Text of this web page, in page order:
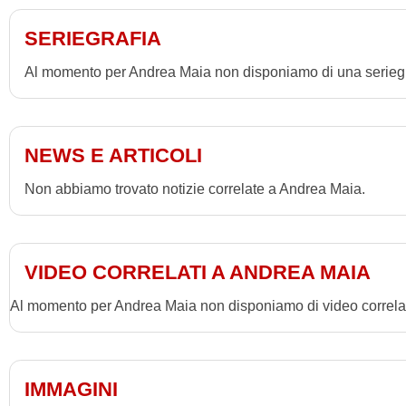
SERIEGRAFIA
Al momento per Andrea Maia non disponiamo di una
NEWS E ARTICOLI
Non abbiamo trovato notizie correlate a Andrea Maia.
VIDEO CORRELATI A ANDREA MAIA
Al momento per Andrea Maia non disponiamo di video
IMMAGINI